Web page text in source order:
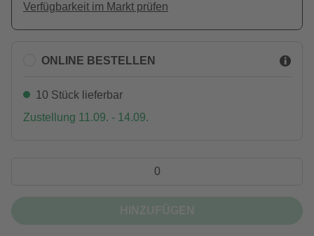
Verfügbarkeit im Markt prüfen
ONLINE BESTELLEN
10 Stück lieferbar
Zustellung 11.09. - 14.09.